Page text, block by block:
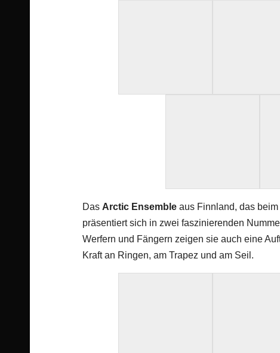
Das Arctic Ensemble aus Finnland, das
präsentiert sich in zwei faszinierenden
Werfern und Fängern zeigen sie auch eine
Kraft an Ringen, am Trapez und am Seil.